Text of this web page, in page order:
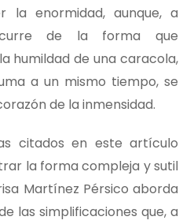
la enormidad, aunque, a
de la forma que
humildad de una caracola,
a un mismo tiempo, se
de la inmensidad.
citados en este artículo
la forma compleja y sutil
Martínez Pérsico aborda
las simplificaciones que, a